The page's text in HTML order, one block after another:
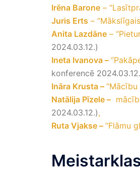
Irēna Barone –
Juris Erts –
Anita Lazdāne –
2024.03.12.)
Ineta Ivanova –
konferencē
Ināra Krusta –
Natālija Pīzele –
2024.03.12.),
Ruta Vjakse – “Flāmu